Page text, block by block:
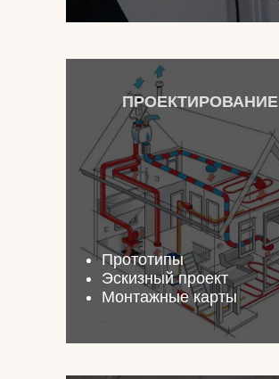
Прототипы
Эскизный проект
Монтажные карты
ПРОЕКТИРОВАНИЕ